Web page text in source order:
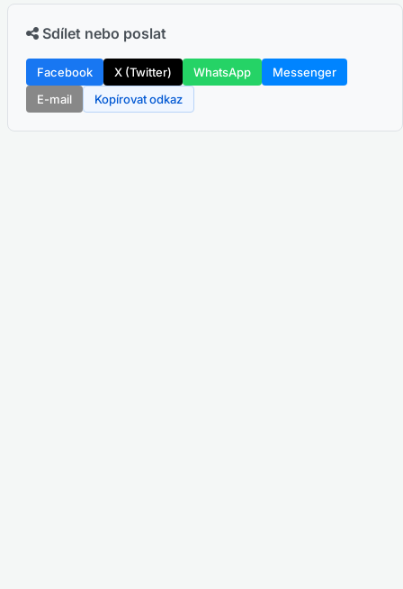
Sdílet nebo poslat
Facebook X (Twitter) WhatsApp
Messenger
E-mail
Kopírovat odkaz